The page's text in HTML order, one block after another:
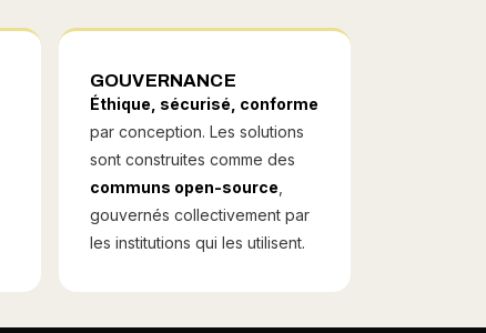
GOUVERNANCE
Éthique, sécurisé, conforme
par conception. Les solutions
sont construites comme des
communs open-source
gouvernés collectivement par
les institutions qui les utilisent.